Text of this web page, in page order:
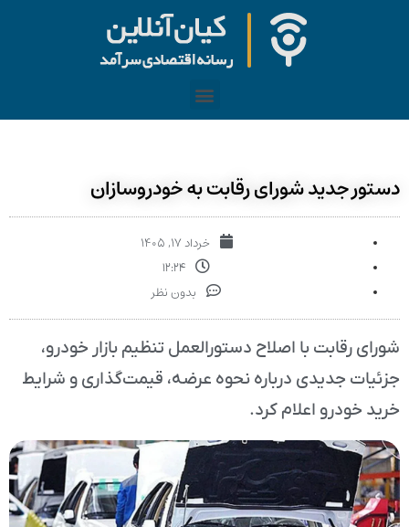
دستور جدید شورای رقابت به خودروسازان
خرداد ۱۷, ۱۴۰۵
۱۲:۲۴
بدون نظر
شورای رقابت با اصلاح دستورالعمل تنظیم بازار خودرو،
جزئیات جدیدی درباره نحوه عرضه، قیمت‌گذاری و شرایط
خرید خودرو اعلام کرد.